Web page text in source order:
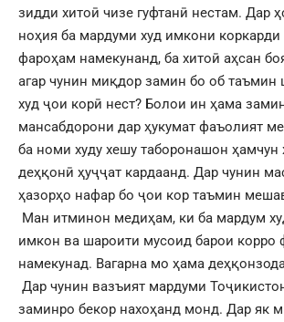
зидди хитоӣ чизе гуфтанӣ нестам. Дар
ноҳия ба мардуми худ имкони
фароҳам намекунанд, ба хитоӣ аҳсан
агар чунин миқдор замин бо об таъмин
худ ҷои корӣ нест? Болои ин ҳама
мансабдорони дар ҳукумат фаъолият
ба номи худу хешу таборонашон ҳамчун
деҳқонӣ ҳуҷҷат кардаанд. Дар чунин
ҳазорҳо нафар бо ҷои кор таъмин
Ман итминон медиҳам, ки ба мардум
имкон ва шароити мусоид барои корро
намекунад. Вагарна мо ҳама
Дар чунин вазъият мардуми
заминро бекор нахоҳанд монд. Дар як